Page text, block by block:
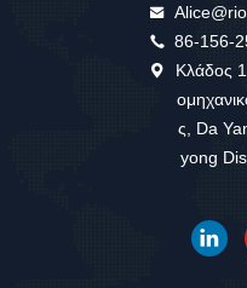
86-156-
Κλάδος
ς, Da
yong